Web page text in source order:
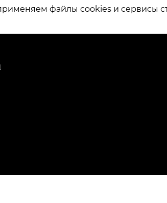
файлы cookies и сервисы